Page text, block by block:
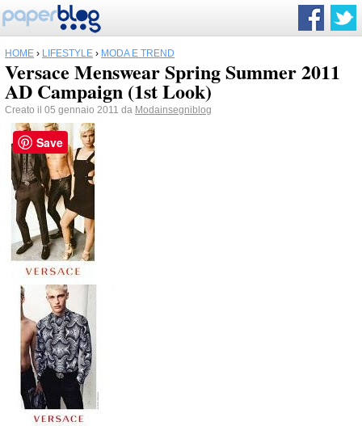
HOME › LIFESTYLE › MODA E TREND
Versace Menswear Spring Summer 2011
AD Campaign (1st Look)
Creato il 05 gennaio 2011 da Modainsegniblog
Save